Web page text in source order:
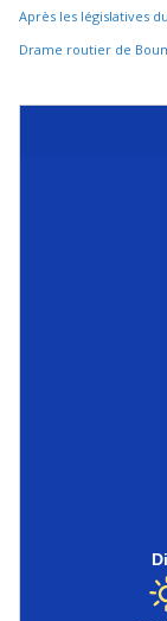
Après les législatives
Drame routier de